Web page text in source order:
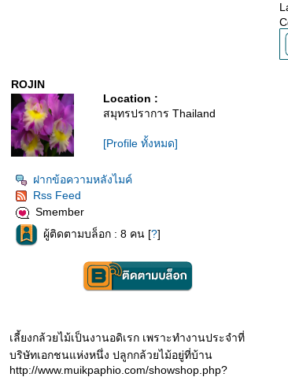
ROJIN
Location :
สมุทรปราการ Thailand
[Profile ทั้งหมด]
ฝากข้อความหลังไมค์
Rss Feed
Smember
ผู้ติดตามบล็อก : 8 คน [?]
เลี้ยงกล้วยไม้เป็นงานอดิเรก เพราะทำงานประจำที่
บริษัทเอกชนแห่งหนึ่ง ปลูกกล้วยไม้อยู่ที่บ้าน
http://www.muikpaphio.com/showshop.php?